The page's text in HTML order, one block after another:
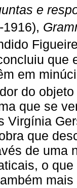
e
que
em
do objeto
que se
Virgínia
que
de uma
o